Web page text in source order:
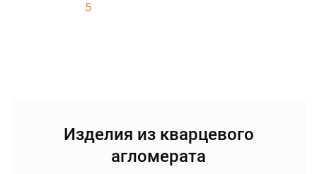
5
Изделия из кварцевого
агломерата